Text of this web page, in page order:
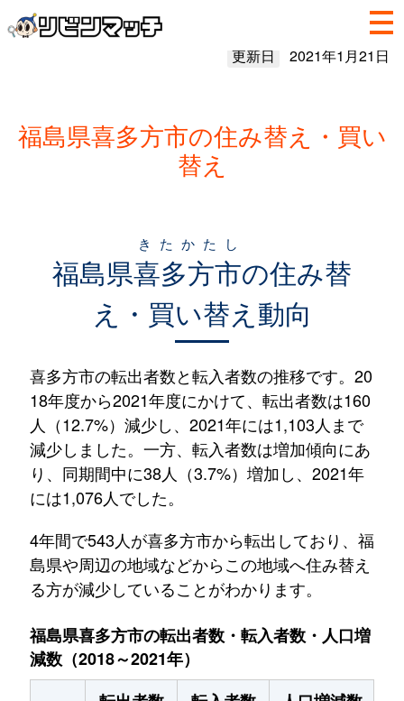
更新日 2021年1月21日
福島県喜多方市の住み替え・買い
替え
福島県喜多方市
きたかたし
の住み替
え・買い替え動向
喜多方市の転出者数と転入者数の推移です。20
18年度から2021年度にかけて、転出者数は160
人（12.7%）減少し、2021年には1,103人まで
減少しました。一方、転入者数は増加傾向にあ
り、同期間中に38人（3.7%）増加し、2021年
には1,076人でした。
4年間で543人が喜多方市から転出しており、福
島県や周辺の地域などからこの地域へ住み替え
る方が減少していることがわかります。
福島県喜多方市の転出者数・転入者数・人口増
減数（2018～2021年）